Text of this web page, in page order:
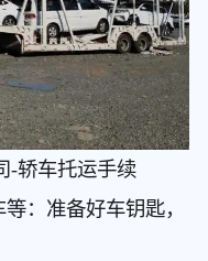
-轿车托运手续
：准备好车钥匙，